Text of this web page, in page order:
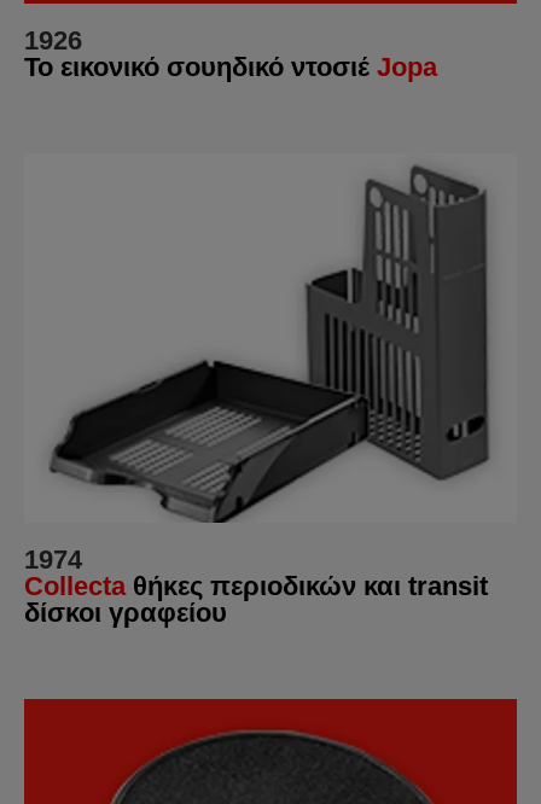
1926
Το εικονικό σουηδικό ντοσιέ Jopa
1974
Collectaθήκες περιοδικών και transit
δίσκοι γραφείου